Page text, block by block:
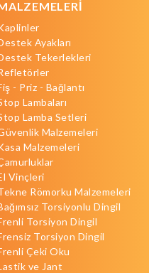
Ayakları
Tekerlekleri
- Priz - Bağlantı
Lambaları
Lamba Setleri
Malzemeleri
Malzemeleri
Vinçleri
Römorku Malzemeleri
Torsiyonlu Dingil
Torsiyon Dingil
Torsiyon Dingil
Çeki Oku
ve Jant